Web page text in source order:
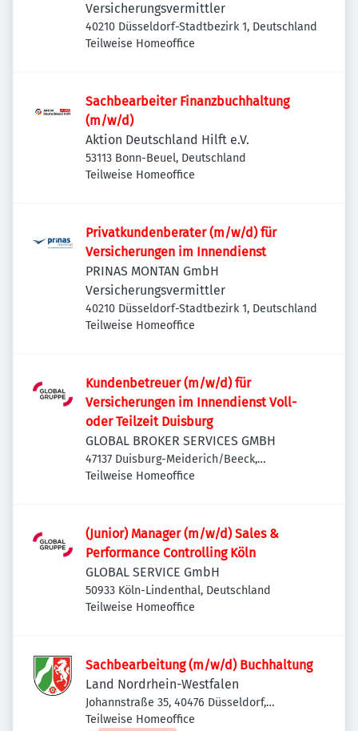
Versicherungsvermittler
40210 Düsseldorf-Stadtbezirk 1, Deutschland
Teilweise Homeoffice
Sachbearbeiter Finanzbuchhaltung
(m/w/d)
Aktion Deutschland Hilft e.V.
53113 Bonn-Beuel, Deutschland
Teilweise Homeoffice
Privatkundenberater (m/w/d) für
Versicherungen im Innendienst
PRINAS MONTAN GmbH
Versicherungsvermittler
40210 Düsseldorf-Stadtbezirk 1, Deutschland
Teilweise Homeoffice
Kundenbetreuer (m/w/d) für
Versicherungen im Innendienst Voll-
oder Teilzeit Duisburg
GLOBAL BROKER SERVICES GMBH
47137 Duisburg-Meiderich/Beeck,
Deutschland
Teilweise Homeoffice
(Junior) Manager (m/w/d) Sales &
Performance Controlling Köln
GLOBAL SERVICE GmbH
50933 Köln-Lindenthal, Deutschland
Teilweise Homeoffice
Sachbearbeitung (m/w/d) Buchhaltung
Land Nordrhein-Westfalen
Johannstraße 35, 40476 Düsseldorf,
Deutschland
Teilweise Homeoffice